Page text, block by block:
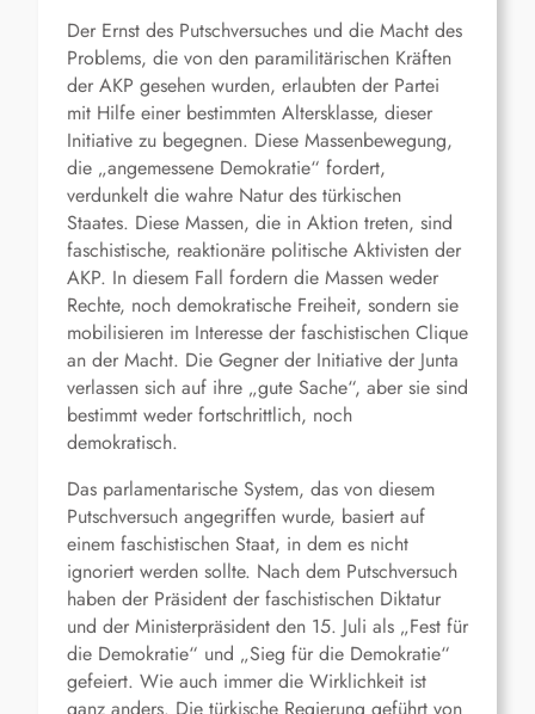
Der Ernst des Putschversuches und die Macht des
Problems, die von den paramilitärischen Kräften
der AKP gesehen wurden, erlaubten der Partei
mit Hilfe einer bestimmten Altersklasse, dieser
Initiative zu begegnen. Diese Massenbewegung,
die „angemessene Demokratie“ fordert,
verdunkelt die wahre Natur des türkischen
Staates. Diese Massen, die in Aktion treten, sind
faschistische, reaktionäre politische Aktivisten der
AKP. In diesem Fall fordern die Massen weder
Rechte, noch demokratische Freiheit, sondern sie
mobilisieren im Interesse der faschistischen Clique
an der Macht. Die Gegner der Initiative der Junta
verlassen sich auf ihre „gute Sache“, aber sie sind
bestimmt weder fortschrittlich, noch
demokratisch.
Das parlamentarische System, das von diesem
Putschversuch angegriffen wurde, basiert auf
einem faschistischen Staat, in dem es nicht
ignoriert werden sollte. Nach dem Putschversuch
haben der Präsident der faschistischen Diktatur
und der Ministerpräsident den 15. Juli als „Fest für
die Demokratie“ und „Sieg für die Demokratie“
gefeiert. Wie auch immer die Wirklichkeit ist